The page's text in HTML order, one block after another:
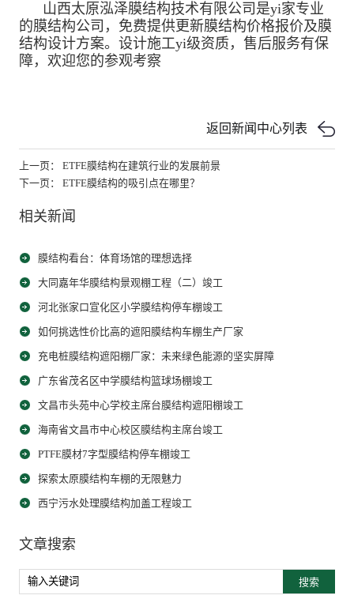
山西太原泓泽膜结构技术有限公司是yi家专业
的膜结构公司，免费提供更新膜结构价格报价及膜
结构设计方案。设计施工yi级资质，售后服务有保
障，欢迎您的参观考察
返回新闻中心列表
上一页： ETFE膜结构在建筑行业的发展前景
下一页： ETFE膜结构的吸引点在哪里？
相关新闻
膜结构看台：体育场馆的理想选择
大同嘉年华膜结构景观棚工程（二）竣工
河北张家口宣化区小学膜结构停车棚竣工
如何挑选性价比高的遮阳膜结构车棚生产厂家
充电桩膜结构遮阳棚厂家：未来绿色能源的坚实屏障
广东省茂名区中学膜结构篮球场棚竣工
文昌市头苑中心学校主席台膜结构遮阳棚竣工
海南省文昌市中心校区膜结构主席台竣工
PTFE膜材7字型膜结构停车棚竣工
探索太原膜结构车棚的无限魅力
西宁污水处理膜结构加盖工程竣工
文章搜索
搜索